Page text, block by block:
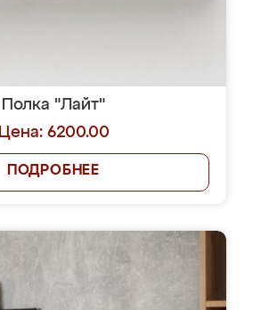
Полка "Лайт"
Цена: 6200.00
ПОДРОБНЕЕ